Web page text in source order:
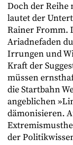
Doch der Reihe
lautet der
Rainer Fromm.
Ariadnefaden
Irrungen und
Kraft der
müssen
die Startbahn
angeblichen
dämonisieren.
der